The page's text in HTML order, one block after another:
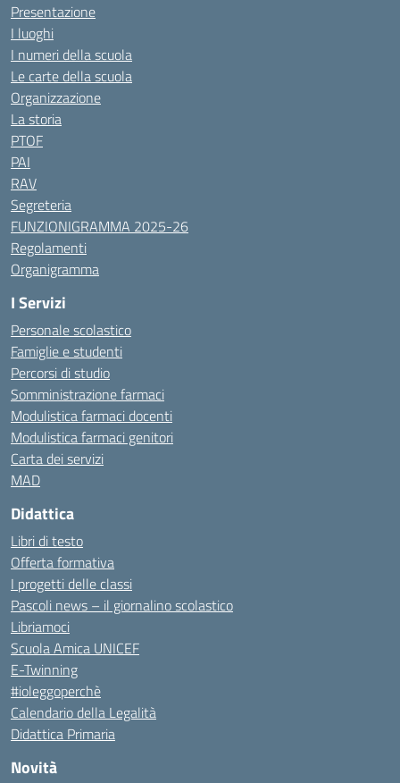
Presentazione
I luoghi
I numeri della scuola
Le carte della scuola
Organizzazione
La storia
PTOF
PAI
RAV
Segreteria
FUNZIONIGRAMMA 2025-26
Regolamenti
Organigramma
I Servizi
Personale scolastico
Famiglie e studenti
Percorsi di studio
Somministrazione farmaci
Modulistica farmaci docenti
Modulistica farmaci genitori
Carta dei servizi
MAD
Didattica
Libri di testo
Offerta formativa
I progetti delle classi
Pascoli news – il giornalino scolastico
Libriamoci
Scuola Amica UNICEF
E-Twinning
#ioleggoperchè
Calendario della Legalità
Didattica Primaria
Novità